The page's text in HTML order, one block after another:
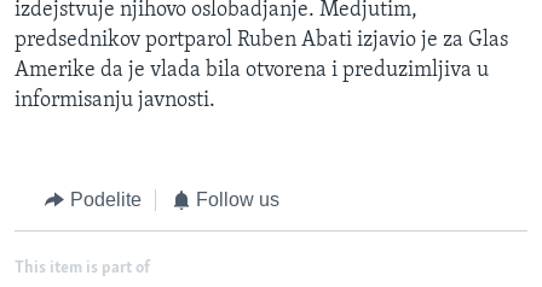
izdejstvuje njihovo oslobadjanje. Medjutim,
predsednikov portparol Ruben Abati izjavio je za Glas
Amerike da je vlada bila otvorena i preduzimljiva u
informisanju javnosti.
Podelite Follow us
This item is part of